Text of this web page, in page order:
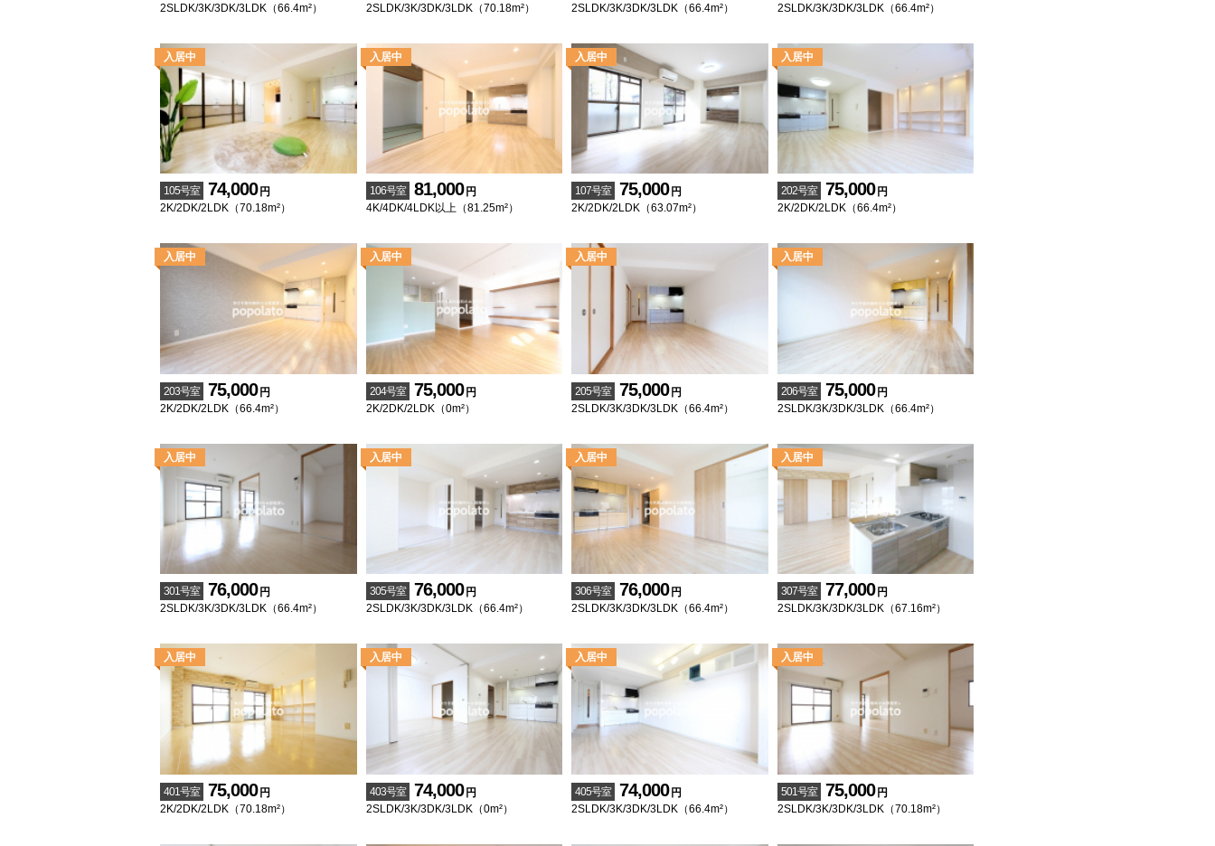
2SLDK/3K/3DK/3LDK（66.4m²）
2SLDK/3K/3DK/3LDK（70.18m²）
2SLDK/3K/3DK/3LDK（66.4m²）
2SLDK/3K/3DK/3LDK（66.4m²）
105号室 74,000 円
2K/2DK/2LDK（70.18m²）
106号室 81,000 円
4K/4DK/4LDK以上（81.25m²）
107号室 75,000 円
2K/2DK/2LDK（63.07m²）
202号室 75,000 円
2K/2DK/2LDK（66.4m²）
203号室 75,000 円
2K/2DK/2LDK（66.4m²）
204号室 75,000 円
2K/2DK/2LDK（0m²）
205号室 75,000 円
2SLDK/3K/3DK/3LDK（66.4m²）
206号室 75,000 円
2SLDK/3K/3DK/3LDK（66.4m²）
301号室 76,000 円
2SLDK/3K/3DK/3LDK（66.4m²）
305号室 76,000 円
2SLDK/3K/3DK/3LDK（66.4m²）
306号室 76,000 円
2SLDK/3K/3DK/3LDK（66.4m²）
307号室 77,000 円
2SLDK/3K/3DK/3LDK（67.16m²）
401号室 75,000 円
2K/2DK/2LDK（70.18m²）
403号室 74,000 円
2SLDK/3K/3DK/3LDK（0m²）
405号室 74,000 円
2SLDK/3K/3DK/3LDK（66.4m²）
501号室 75,000 円
2SLDK/3K/3DK/3LDK（70.18m²）